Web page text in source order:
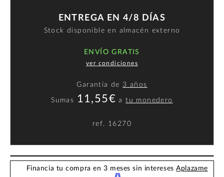
ENTREGA EN 4/8 DÍAS
Stock disponible en almacén externo
ENVÍO GRATIS
ver condiciones
Garantía de 3 años
Sumas 11,55€ atu monedero
ref. 16270
Financia tu compra en 3 meses sin interesesAplazame